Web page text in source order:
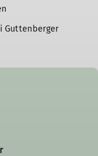
Guttenberger